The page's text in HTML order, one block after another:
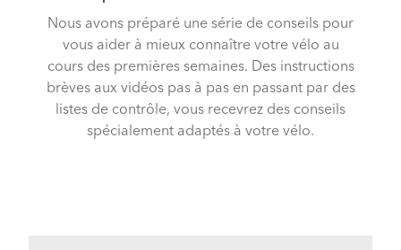
Nous avons préparé une série de conseils pour
vous aider à mieux connaître votre vélo au
cours des premières semaines. Des instructions
brèves aux vidéos pas à pas en passant par des
listes de contrôle, vous recevrez des conseils
spécialement adaptés à votre vélo.